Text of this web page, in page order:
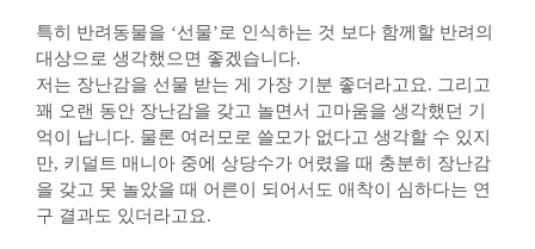
특히 반려동물을 ‘선물’로 인식하는 것 보다 함께할 반려의
대상으로 생각했으면 좋겠습니다.
저는 장난감을 선물 받는 게 가장 기분 좋더라고요. 그리고
꽤 오랜 동안 장난감을 갖고 놀면서 고마움을 생각했던 기
억이 납니다. 물론 여러모로 쓸모가 없다고 생각할 수 있지
만, 키덜트 매니아 중에 상당수가 어렸을 때 충분히 장난감
을 갖고 못 놀았을 때 어른이 되어서도 애착이 심하다는 연
구 결과도 있더라고요.